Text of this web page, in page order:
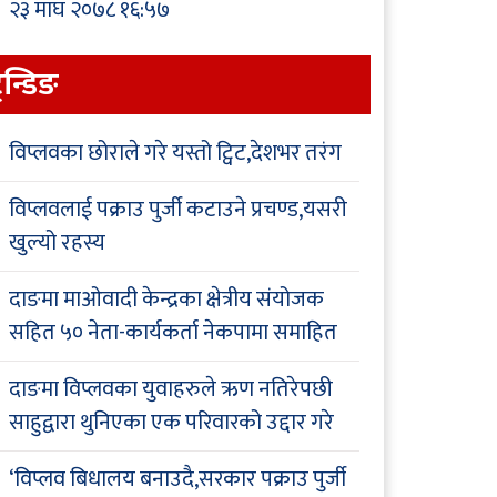
२३ माघ २०७८ १६:५७
विप्लवका छोराले गरे यस्तो ट्विट,देशभर तरंग
विप्लवलाई पक्राउ पुर्जी कटाउने प्रचण्ड,यसरी
खुल्यो रहस्य
दाङमा माओवादी केन्द्रका क्षेत्रीय संयोजक
सहित ५० नेता-कार्यकर्ता नेकपामा समाहित
दाङमा विप्लवका युवाहरुले ऋण नतिरेपछी
साहुद्वारा थुनिएका एक परिवारको उद्दार गरे
‘विप्लव बिधालय बनाउदै,सरकार पक्राउ पुर्जी